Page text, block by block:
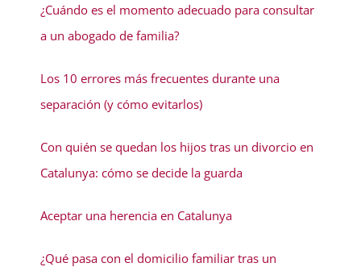
¿Cuándo es el momento adecuado para consultar
a un abogado de familia?
Los 10 errores más frecuentes durante una
separación (y cómo evitarlos)
Con quién se quedan los hijos tras un divorcio en
Catalunya: cómo se decide la guarda
Aceptar una herencia en Catalunya
¿Qué pasa con el domicilio familiar tras un